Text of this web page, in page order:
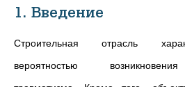
1. Введение
Строительная отрасль
вероятностью